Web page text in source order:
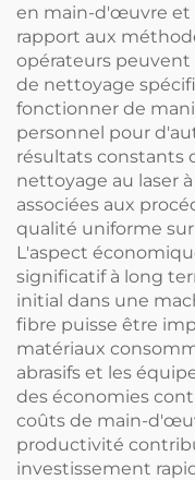
en main-d'œuvre et
rapport aux
opérateurs
de nettoyage
fonctionner de
personnel pour
résultats constants
nettoyage au laser
associées aux
qualité uniforme
L'aspect
significatif à long
initial dans une
fibre puisse être
matériaux
abrasifs et les
des économies
coûts de main-
productivité
investissement